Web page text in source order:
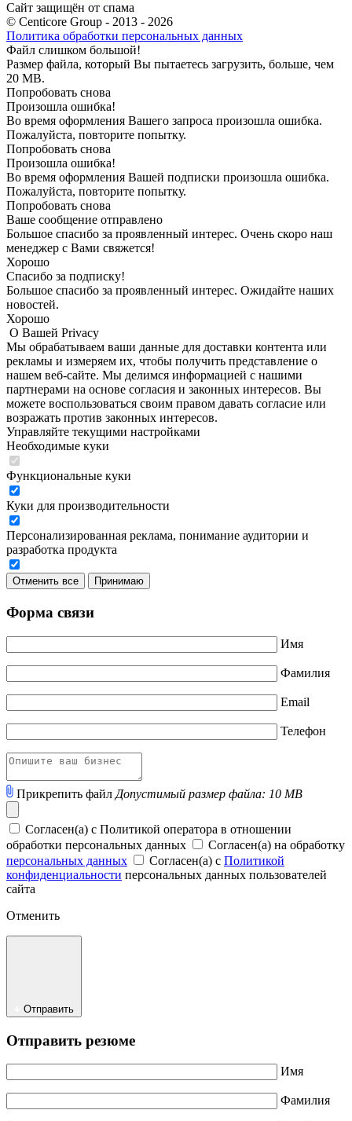
Cайт защищён от спама
© Centicore Group - 2013 - 2026
Политика обработки персональных данных
Файл слишком большой!
Размер файла, который Вы пытаетесь загрузить, больше, чем
20 МB.
Попробовать снова
Произошла ошибка!
Во время оформления Вашего запроса произошла ошибка.
Пожалуйста, повторите попытку.
Попробовать снова
Произошла ошибка!
Во время оформления Вашей подписки произошла ошибка.
Пожалуйста, повторите попытку.
Попробовать снова
Ваше сообщение отправлено
Большое спасибо за проявленный интерес. Очень скоро наш
менеджер с Вами свяжется!
Хорошо
Спасибо за подписку!
Большое спасибо за проявленный интерес. Ожидайте наших
новостей.
Хорошо
О Вашей Privacy
Мы обрабатываем ваши данные для доставки контента или
рекламы и измеряем их, чтобы получить представление о
нашем веб-сайте. Мы делимся информацией с нашими
партнерами на основе согласия и законных интересов. Вы
можете воспользоваться своим правом давать согласие или
возражать против законных интересов.
Управляйте текущими настройками
Необходимые куки
Функциональные куки
Куки для производительности
Персонализированная реклама, понимание аудитории и
разработка продукта
Отменить все Принимаю
Форма связи
Имя
Фамилия
Email
Телефон
Прикрепить файл Допустимый размер файла: 10 MB
Согласен(а) с Политикой оператора в отношении
обработки персональных данных
Согласен(а) на обработку
персональных данных
Согласен(а) с Политикой
конфиденциальности персональных данных пользователей
сайта
Отменить
Отправить
Отправить резюме
Имя
Фамилия